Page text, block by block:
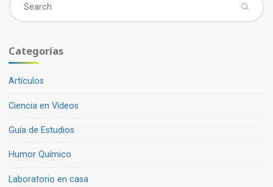
Categorías
Artículos
Ciencia en Vídeos
Guía de Estudios
Humor Químico
Laboratorio en casa